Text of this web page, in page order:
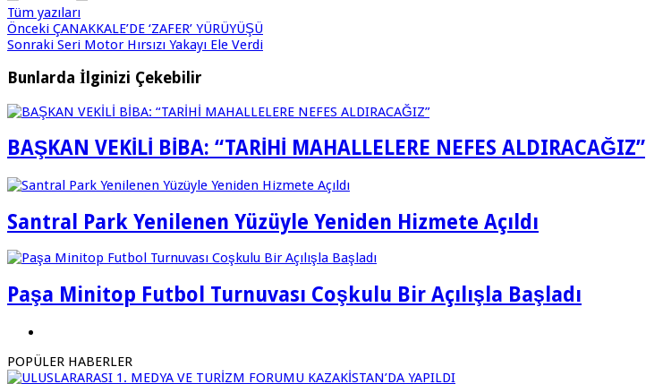
Tüm yazıları
Önceki ÇANAKKALE’DE ‘ZAFER’ YÜRÜYÜŞÜ
Sonraki Seri Motor Hırsızı Yakayı Ele Verdi
Bunlarda İlginizi Çekebilir
BAŞKAN VEKİLİ BİBA: “TARİHİ MAHALLELERE NEFES ALDIRACAĞIZ”
Santral Park Yenilenen Yüzüyle Yeniden Hizmete Açıldı
Paşa Minitop Futbol Turnuvası Coşkulu Bir Açılışla Başladı
POPÜLER HABERLER